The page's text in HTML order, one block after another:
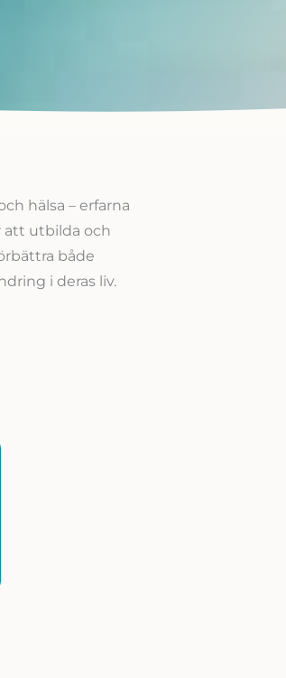
hälsa – erfarna
att utbilda och
både
i deras liv.